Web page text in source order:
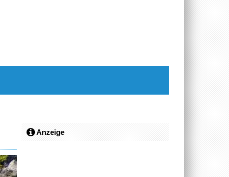
Anzeige